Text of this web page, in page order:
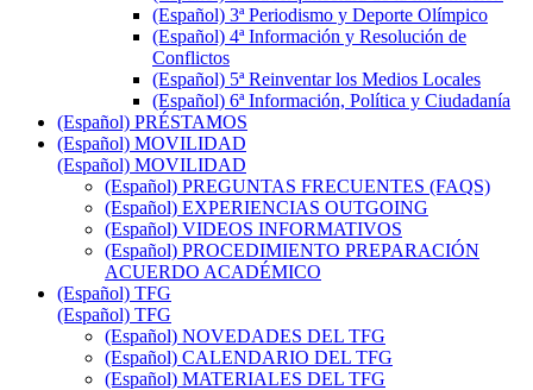
(Español) 3ª Periodismo y Deporte Olímpico
(Español) 4ª Información y Resolución de
Conflictos
(Español) 5ª Reinventar los Medios Locales
(Español) 6ª Información, Política y Ciudadanía
(Español) PRÉSTAMOS
(Español) MOVILIDAD
(Español) MOVILIDAD
(Español) PREGUNTAS FRECUENTES (FAQS)
(Español) EXPERIENCIAS OUTGOING
(Español) VIDEOS INFORMATIVOS
(Español) PROCEDIMIENTO PREPARACIÓN
ACUERDO ACADÉMICO
(Español) TFG
(Español) TFG
(Español) NOVEDADES DEL TFG
(Español) CALENDARIO DEL TFG
(Español) MATERIALES DEL TFG